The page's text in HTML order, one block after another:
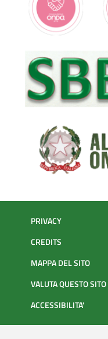
PRIVACY
CREDITS
MAPPA DEL SITO
VALUTA QUESTO SITO
ACCESSIBILITA'